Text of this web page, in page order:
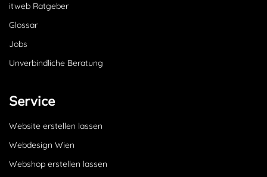
itweb Ratgeber
Glossar
Jobs
Unverbindliche Beratung
Service
Website erstellen lassen
Webdesign Wien
Webshop erstellen lassen